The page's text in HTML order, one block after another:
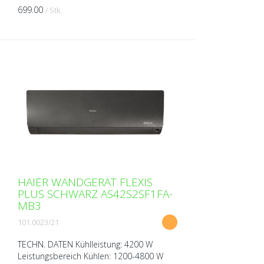
699.00 / Stk.
HAIER WANDGERÄT FLEXIS
PLUS SCHWARZ AS42S2SF1FA-
MB3
101.0023/21
TECHN. DATEN Kühlleistung: 4200 W
Leistungsbereich Kühlen: 1200-4800 W